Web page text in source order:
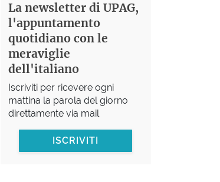
La newsletter di UPAG,
l'appuntamento
quotidiano con le
meraviglie
dell'italiano
Iscriviti per ricevere ogni
mattina la parola del giorno
direttamente via mail
ISCRIVITI